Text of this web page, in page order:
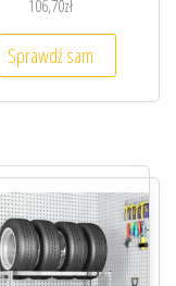
106,70zł
Sprawdź sam